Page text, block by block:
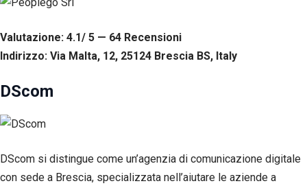
Valutazione: 4.1/ 5 — 64 Recensioni
Indirizzo: Via Malta, 12, 25124 Brescia BS, Italy
DScom
DScom si distingue come un’agenzia di comunicazione digitale
con sede a Brescia, specializzata nell’aiutare le aziende a
Necessari